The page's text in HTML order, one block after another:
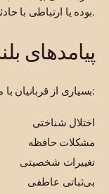
بوده یا ارتباطی با حادثه ندارند.
پیامدهای
بسیاری از قربانیان با مشکلات زیر مواجه می‌شوند:
اختلال شناختی
مشکلات حافظه
تغییرات شخصیتی
بی‌ثباتی عاطفی